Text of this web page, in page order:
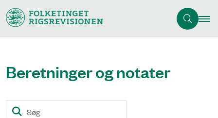
Beretninger og notater